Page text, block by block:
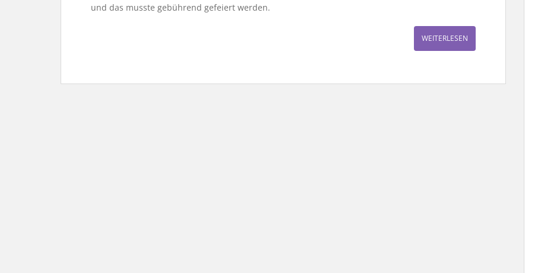
und das musste gebührend gefeiert werden.
WEITERLESEN